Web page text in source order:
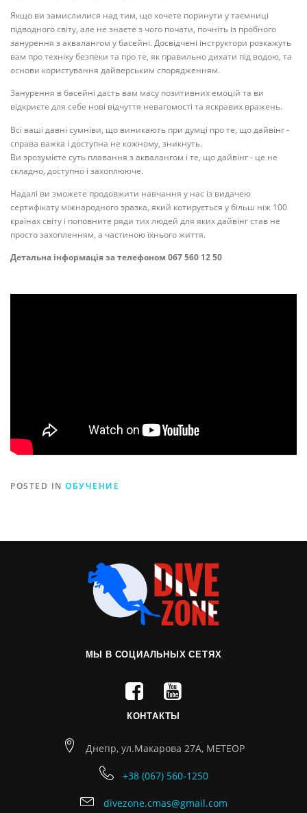
Якщо ви замислилися над тим, що хочете поринути у таємниці
підводного світу, але не знаєте з чого почати, почніть із пробного
занурення з аквалангом у басейні. Досвідчені інструктори розкажуть
вам про техніку безпеки та про те, як правильно дихати під водою, та
основи користування дайверським спорядженням.
Занурення в басейні дасть вам масу позитивних емоцій та ви
відкриєте для себе нові відчуття невагомості та яскравих вражень.
Всі ваші давні сумніви, що виникають при думці про те, що дайвінг -
справа важка і доступна не кожному, зникнуть.
Ви зрозумієте суть плавання з аквалангом і те, що дайвінг - це не
складно, доступно і захоплююче.
Надалі ви зможете продовжити навчання у нас із видачею
сертифікату міжнародного зразка, який котирується у більш ніж 100
країнах світу і поповните ряди тих людей для яких дайвінг став не
просто захопленням, а частиною їхнього життя.
Детальна інформація за телефоном 067 560 12 50
POSTED IN ОБУЧЕНИЕ
МЫ В СОЦИАЛЬНЫХ СЕТЯХ
КОНТАКТЫ
Днепр, ул.Макарова 27А, МЕТЕОР
+38 (067) 560-1250
divezone.cmas@gmail.com